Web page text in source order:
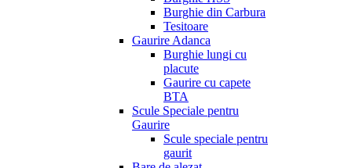
Burghie din Carbura
Tesitoare
Gaurire Adanca
Burghie lungi cu
placute
Gaurire cu capete
BTA
Scule Speciale pentru
Gaurire
Scule speciale pentru
gaurit